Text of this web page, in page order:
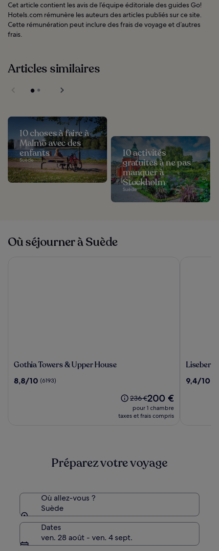
Cet article contient les avis de l’équipe éditoriale des guides Go!
Hotels.com rémunère les auteurs des articles publiés sur ce site.
Cette rémunération peut inclure des frais de voyage et d’autres
frais.
Articles similaires
10 choses à faire à
Malmö avec des
enfants
Suède
10 activités
gratuites à ne pas
manquer à
Stockholm
Suède
Où séjourner à Suède
Gothia
&
Gothia Towers & Upper House
8.8
8,8/10 (6193)
Le
prix
était
d’informations
sur
standard.
236 €Le
nouveau
prix
200 €
pour 1 chambre
taxes et frais compris
Liseberg
Curiosa
Liseberg
9.4
9,4/10
Préparez votre voyage
Où allez-vous ?
Suède
Dates
ven. 28 août - ven. 4 sept.